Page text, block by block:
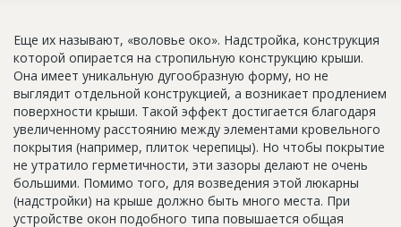
Инвестпроекты
Глоссарий
Новости
Платные услуги
Пресс-релизы
Правила работы
Еще их называют, «воловье око». Надстройка, конструкция
которой опирается на стропильную конструкцию крыши.
Она имеет уникальную дугообразную форму, но не
выглядит отдельной конструкцией, а возникает продлением
поверхности крыши. Такой эффект достигается благодаря
увеличенному расстоянию между элементами кровельного
покрытия (например, плиток черепицы). Но чтобы покрытие
не утратило герметичности, эти зазоры делают не очень
большими. Помимо того, для возведения этой люкарны
(надстройки) на крыше должно быть много места. При
устройстве окон подобного типа повышается общая